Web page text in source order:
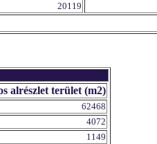
20119
alrészlet terület (m2)
62468
4072
1149